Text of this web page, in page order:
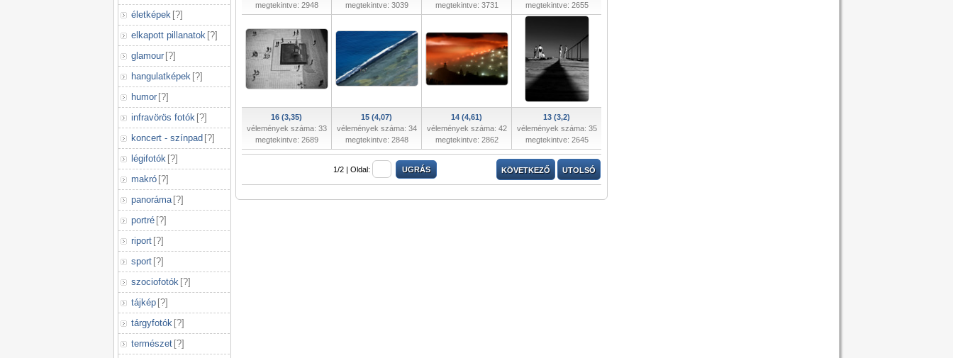
életképek [?]
elkapott pillanatok [?]
glamour [?]
hangulatképek [?]
humor [?]
infravörös fotók [?]
koncert - színpad [?]
légifotók [?]
makró [?]
panoráma [?]
portré [?]
riport [?]
sport [?]
szociofotók [?]
tájkép [?]
tárgyfotók [?]
természet [?]
megtekintve: 2948
megtekintve: 3039
megtekintve: 3731
megtekintve: 2655
16 (3,35)
vélemények száma: 33
megtekintve: 2689
15 (4,07)
vélemények száma: 34
megtekintve: 2848
14 (4,61)
vélemények száma: 42
megtekintve: 2862
13 (3,2)
vélemények száma: 35
megtekintve: 2645
1/2 | Oldal: KÖVETKEZŐ UTOLSÓ